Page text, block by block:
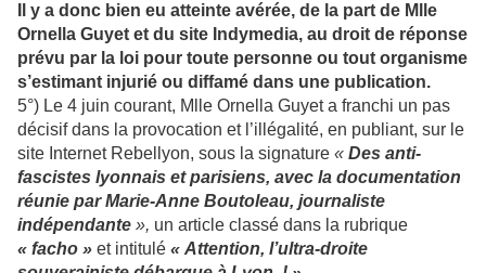
Il y a donc bien eu atteinte avérée, de la part de Mlle
Ornella Guyet et du site Indymedia, au droit de réponse
prévu par la loi pour toute personne ou tout organisme
s’estimant injurié ou diffamé dans une publication.
5°) Le 4 juin courant, Mlle Ornella Guyet a franchi un pas
décisif dans la provocation et l’illégalité, en publiant, sur le
site Internet Rebellyon, sous la signature « Des anti-
fascistes lyonnais et parisiens, avec la documentation
réunie par Marie-Anne Boutoleau, journaliste
indépendante », un article classé dans la rubrique
« facho » et intitulé « Attention, l’ultra-droite